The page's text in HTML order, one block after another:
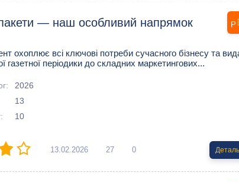
— наш особливий напрямок
охоплює всі ключові потреби сучасного бізнесу та
газетної періодики до складних маркетингових...
2026
13
10
13.02.2026 27 0